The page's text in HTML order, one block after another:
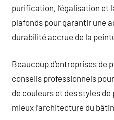
purification, l’égalisation et
plafonds pour garantir une
durabilité accrue de la
Beaucoup d’entreprises de
conseils professionnels
de couleurs et des styles
mieux l’architecture du